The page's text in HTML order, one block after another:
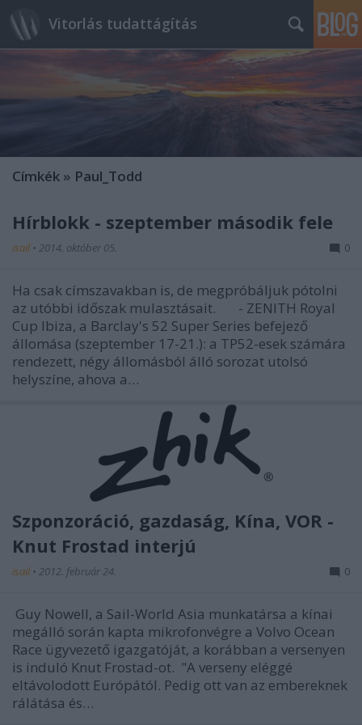
Vitorlás tudattágítás
Címkék » Paul_Todd
Hírblokk - szeptember második fele
isail • 2014. október 05. 0
Ha csak címszavakban is, de megpróbáljuk pótolni
az utóbbi időszak mulasztásait. - ZENITH Royal
Cup Ibiza, a Barclay's 52 Super Series befejező
állomása (szeptember 17-21.): a TP52-esek számára
rendezett, négy állomásból álló sorozat utolsó
helyszíne, ahova a…
Szponzoráció, gazdaság, Kína, VOR -
Knut Frostad interjú
isail • 2012. február 24. 0
Guy Nowell, a Sail-World Asia munkatársa a kínai
megálló során kapta mikrofonvégre a Volvo Ocean
Race ügyvezető igazgatóját, a korábban a versenyen
is induló Knut Frostad-ot. "A verseny eléggé
eltávolodott Európától. Pedig ott van az embereknek
rálátása és…